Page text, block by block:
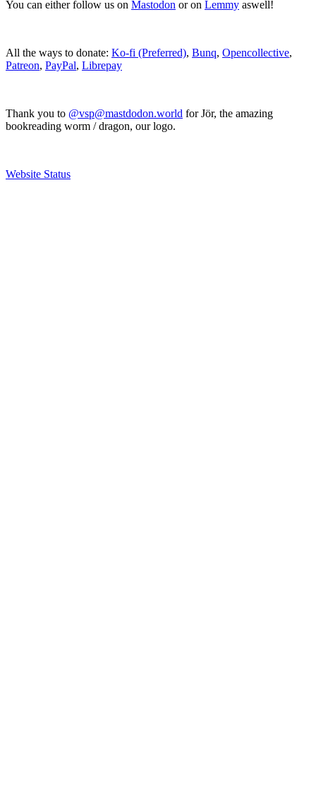
You can either follow us on Mastodon or on Lemmy aswell!
All the ways to donate: Ko-fi (Preferred), Bunq, Opencollective,
Patreon, PayPal, Librepay
Thank you to @vsp@mastdodon.world for Jör, the amazing
bookreading worm / dragon, our logo.
Website Status